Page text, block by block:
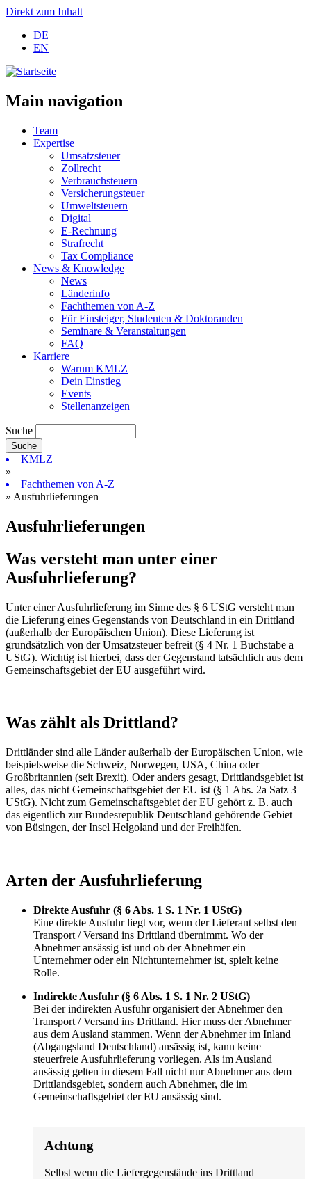
Direkt zum Inhalt
DE
EN
Main navigation
Team
Expertise
Umsatzsteuer
Zollrecht
Verbrauchsteuern
Versicherungsteuer
Umweltsteuern
Digital
E-Rechnung
Strafrecht
Tax Compliance
News & Knowledge
News
Länderinfo
Fachthemen von A-Z
Für Einsteiger, Studenten & Doktoranden
Seminare & Veranstaltungen
FAQ
Karriere
Warum KMLZ
Dein Einstieg
Events
Stellenanzeigen
Suche
KMLZ
»
Fachthemen von A-Z
» Ausfuhrlieferungen
Ausfuhrlieferungen
Was versteht man unter einer
Ausfuhrlieferung?
Unter einer Ausfuhrlieferung im Sinne des § 6 UStG versteht man
die Lieferung eines Gegenstands von Deutschland in ein Drittland
(außerhalb der Europäischen Union). Diese Lieferung ist
grundsätzlich von der Umsatzsteuer befreit (§ 4 Nr. 1 Buchstabe a
UStG). Wichtig ist hierbei, dass der Gegenstand tatsächlich aus dem
Gemeinschaftsgebiet der EU ausgeführt wird.
Was zählt als Drittland?
Drittländer sind alle Länder außerhalb der Europäischen Union, wie
beispielsweise die Schweiz, Norwegen, USA, China oder
Großbritannien (seit Brexit). Oder anders gesagt, Drittlandsgebiet ist
alles, das nicht Gemeinschaftsgebiet der EU ist (§ 1 Abs. 2a Satz 3
UStG). Nicht zum Gemeinschaftsgebiet der EU gehört z. B. auch
das eigentlich zur Bundesrepublik Deutschland gehörende Gebiet
von Büsingen, der Insel Helgoland und der Freihäfen.
Arten der Ausfuhrlieferung
Direkte Ausfuhr (§ 6 Abs. 1 S. 1 Nr. 1 UStG)
Eine direkte Ausfuhr liegt vor, wenn der Lieferant selbst den
Transport / Versand ins Drittland übernimmt. Wo der
Abnehmer ansässig ist und ob der Abnehmer ein
Unternehmer oder ein Nichtunternehmer ist, spielt keine
Rolle.
Indirekte Ausfuhr (§ 6 Abs. 1 S. 1 Nr. 2 UStG)
Bei der indirekten Ausfuhr organisiert der Abnehmer den
Transport / Versand ins Drittland. Hier muss der Abnehmer
aus dem Ausland stammen. Wenn der Abnehmer im Inland
(Abgangsland Deutschland) ansässig ist, kann keine
steuerfreie Ausfuhrlieferung vorliegen. Als im Ausland
ansässig gelten in diesem Fall nicht nur Abnehmer aus dem
Drittlandsgebiet, sondern auch Abnehmer, die im
Gemeinschaftsgebiet der EU ansässig sind.
Achtung
Selbst wenn die Liefergegenstände ins Drittland